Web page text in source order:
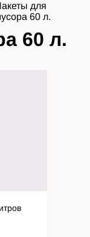
для
60 л.
60 л.